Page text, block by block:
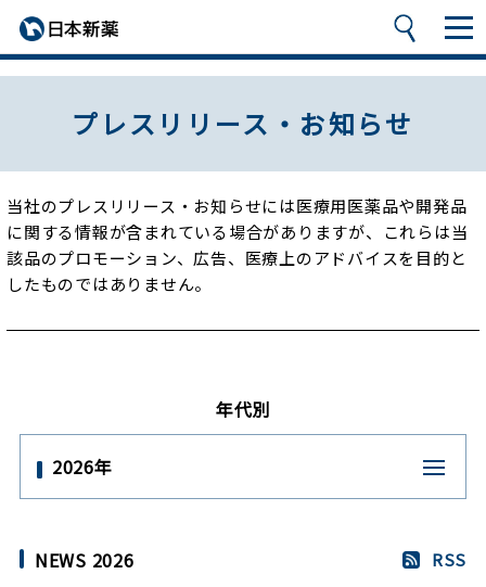
プレスリリース・お知らせ
当社のプレスリリース・お知らせには医療用医薬品や開発品
に関する情報が含まれている場合がありますが、
これらは当
該品のプロモーション、広告、医療上のアドバイスを目的と
したものではありません。
年代別
2026年
NEWS 2026 RSS